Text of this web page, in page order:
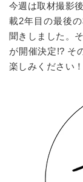
今週は取材撮影
載2年目の最後
聞きしました。
が開催決定!? そ
楽しみください！